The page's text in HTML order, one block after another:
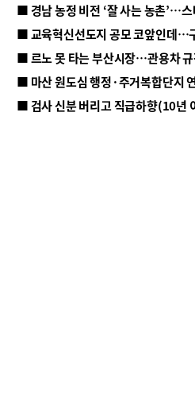
■ 르노 못 타는 부산시장…관용차 규
■ 마산 원도심 행정·주거복합단지